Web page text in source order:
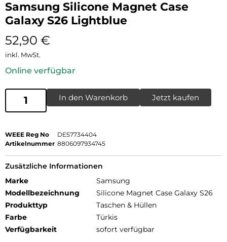
Samsung Silicone Magnet Case
Galaxy S26 Lightblue
52,90 €
inkl. MwSt.
Online verfügbar
In den Warenkorb Jetzt kaufen
WEEE Reg No
DE57734404
Artikelnummer 8806097934745
Zusätzliche Informationen
Marke
Samsung
Modellbezeichnung
Silicone Magnet Case Galaxy S26
Produkttyp
Taschen & Hüllen
Farbe
Türkis
Verfügbarkeit
sofort verfügbar